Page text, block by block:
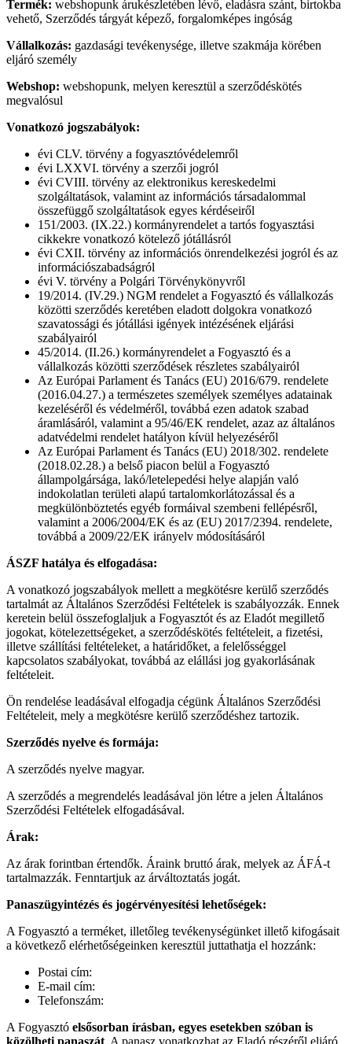
Termék: webshopunk árukészletében lévő, eladásra szánt, birtokba
vehető, Szerződés tárgyát képező, forgalomképes ingóság
Vállalkozás: gazdasági tevékenysége, illetve szakmája körében
eljáró személy
Webshop: webshopunk, melyen keresztül a szerződéskötés
megvalósul
Vonatkozó jogszabályok:
évi CLV. törvény a fogyasztóvédelemről
évi LXXVI. törvény a szerzői jogról
évi CVIII. törvény az elektronikus kereskedelmi
szolgáltatások, valamint az információs társadalommal
összefüggő szolgáltatások egyes kérdéseiről
151/2003. (IX.22.) kormányrendelet a tartós fogyasztási
cikkekre vonatkozó kötelező jótállásról
évi CXII. törvény az információs önrendelkezési jogról és az
információszabadságról
évi V. törvény a Polgári Törvénykönyvről
19/2014. (IV.29.) NGM rendelet a Fogyasztó és vállalkozás
közötti szerződés keretében eladott dolgokra vonatkozó
szavatossági és jótállási igények intézésének eljárási
szabályairól
45/2014. (II.26.) kormányrendelet a Fogyasztó és a
vállalkozás közötti szerződések részletes szabályairól
Az Európai Parlament és Tanács (EU) 2016/679. rendelete
(2016.04.27.) a természetes személyek személyes adatainak
kezeléséről és védelméről, továbbá ezen adatok szabad
áramlásáról, valamint a 95/46/EK rendelet, azaz az általános
adatvédelmi rendelet hatályon kívül helyezéséről
Az Európai Parlament és Tanács (EU) 2018/302. rendelete
(2018.02.28.) a belső piacon belül a Fogyasztó
állampolgársága, lakó/letelepedési helye alapján való
indokolatlan területi alapú tartalomkorlátozással és a
megkülönböztetés egyéb formáival szembeni fellépésről,
valamint a 2006/2004/EK és az (EU) 2017/2394. rendelete,
továbbá a 2009/22/EK irányelv módosításáról
ÁSZF hatálya és elfogadása:
A vonatkozó jogszabályok mellett a megkötésre kerülő szerződés
tartalmát az Általános Szerződési Feltételek is szabályozzák. Ennek
keretein belül összefoglaljuk a Fogyasztót és az Eladót megillető
jogokat, kötelezettségeket, a szerződéskötés feltételeit, a fizetési,
illetve szállítási feltételeket, a határidőket, a felelősséggel
kapcsolatos szabályokat, továbbá az elállási jog gyakorlásának
feltételeit.
Ön rendelése leadásával elfogadja cégünk Általános Szerződési
Feltételeit, mely a megkötésre kerülő szerződéshez tartozik.
Szerződés nyelve és formája:
A szerződés nyelve magyar.
A szerződés a megrendelés leadásával jön létre a jelen Általános
Szerződési Feltételek elfogadásával.
Árak:
Az árak forintban értendők. Áraink bruttó árak, melyek az ÁFÁ-t
tartalmazzák. Fenntartjuk az árváltoztatás jogát.
Panaszügyintézés és jogérvényesítési lehetőségek:
A Fogyasztó a terméket, illetőleg tevékenységünket illető kifogásait
a következő elérhetőségeinken keresztül juttathatja el hozzánk:
Postai cím:
E-mail cím:
Telefonszám:
A Fogyasztó elsősorban írásban, egyes esetekben szóban is
közölheti panaszát . A panasz vonatkozhat az Eladó részéről eljáró